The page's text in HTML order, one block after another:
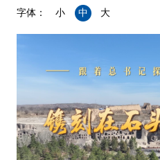
字体： 小 中 大